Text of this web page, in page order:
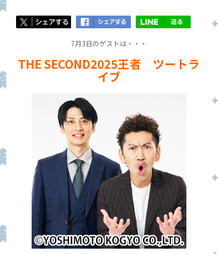
7月3日のゲストは・・・
THE SECOND2025王者 ツートラ
イブ